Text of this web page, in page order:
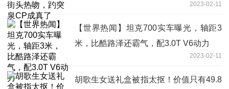
2023-02-11
【世界热闻】坦克700实车曝光，轴距3
米，比酷路泽还霸气，配3.0T V6动力
2023-02-11
胡歌生女送礼盒被指太抠！价值只有49.8